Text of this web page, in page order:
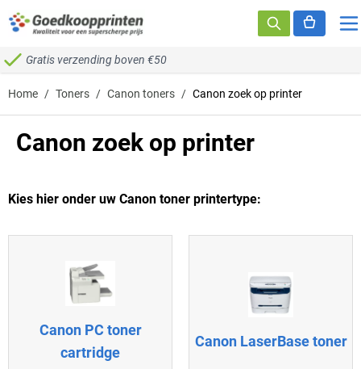
Ga naar de inhoud
Gratis verzending boven €50
Home / Toners / Canon toners / Canon zoek op printer
Canon zoek op printer
Kies hier onder uw Canon toner printertype:
Canon PC toner
cartridge
Canon LaserBase toner